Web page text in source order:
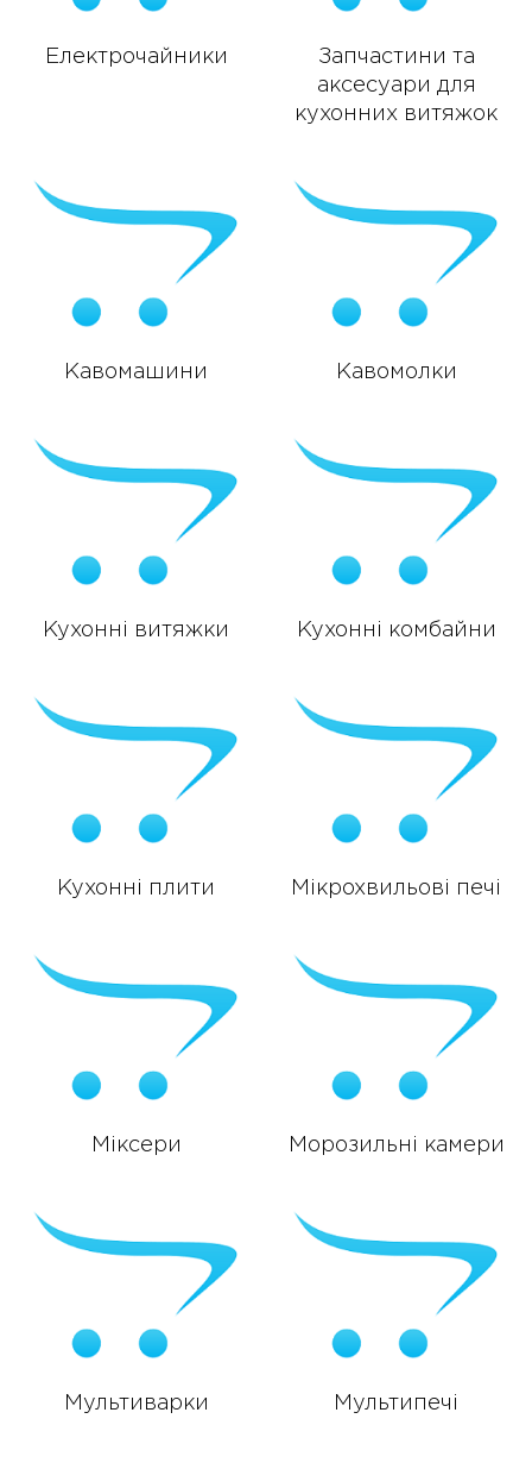
Електрочайники
Запчастини та
аксесуари для
кухонних витяжок
Кавомашини Кавомолки
Кухонні витяжки Кухонні комбайни
Кухонні плити Мікрохвильові печі
Міксери Морозильні камери
Мультиварки Мультипечі